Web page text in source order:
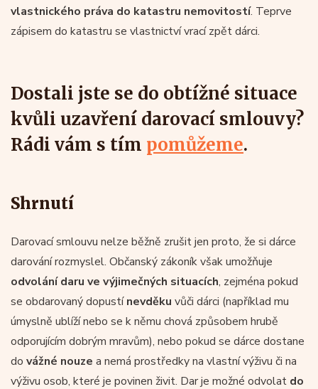
vlastnického práva do katastru nemovitostí. Teprve
zápisem do katastru se vlastnictví vrací zpět dárci.
Dostali jste se do obtížné situace
kvůli uzavření darovací smlouvy?
Rádi vám s tím pomůžeme.
Shrnutí
Darovací smlouvu nelze běžně zrušit jen proto, že si dárce
darování rozmyslel. Občanský zákoník však umožňuje
odvolání daru ve výjimečných situacích, zejména pokud
se obdarovaný dopustínevděku vůči dárci (například mu
úmyslně ublíží nebo se k němu chová způsobem hrubě
odporujícím dobrým mravům), nebo pokud se dárce dostane
do vážné nouze a nemá prostředky na vlastní výživu či na
výživu osob, které je povinen živit. Dar je možné odvolat do